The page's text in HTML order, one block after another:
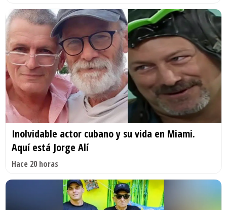
Inolvidable actor cubano y su vida en Miami.
Aquí está Jorge Alí
Hace 20 horas